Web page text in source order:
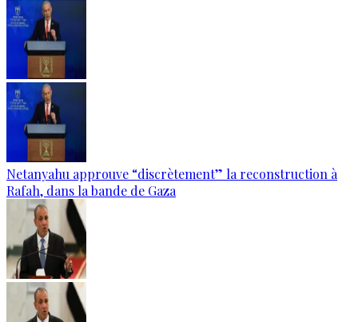
Netanyahu approuve “discrètement” la reconstruction à
Rafah, dans la bande de Gaza